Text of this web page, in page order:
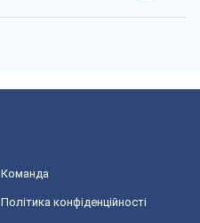
Команда
Політика конфіденційності